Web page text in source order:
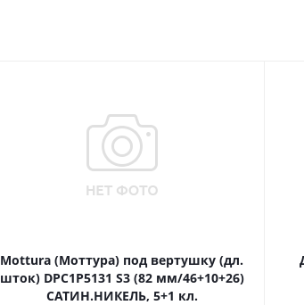
Mottura (Моттура) под вертушку (дл.
шток) DPC1P5131 S3 (82 мм/46+10+26)
САТИН.НИКЕЛЬ, 5+1 кл.